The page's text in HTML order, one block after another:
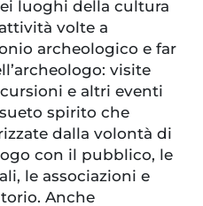
luoghi della cultura
volte a
archeologico e far
visite
e altri eventi
spirito che
dalla volontà di
con il pubblico, le
le associazioni e
Anche